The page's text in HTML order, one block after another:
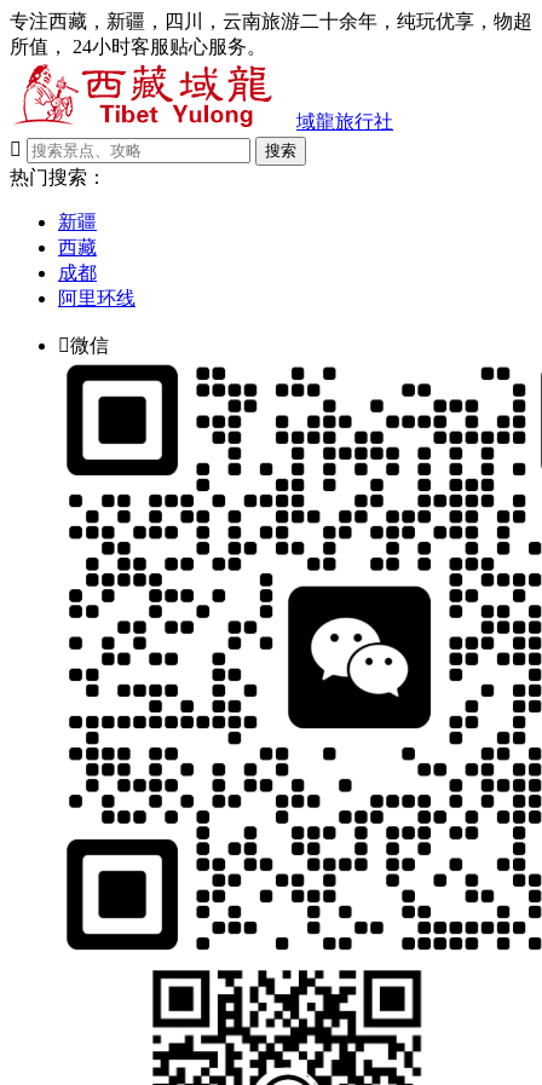
专注西藏，新疆，四川，云南旅游二十余年，纯玩优享，物超
所值， 24小时客服贴心服务。
域龍旅行社

搜索
热门搜索：
新疆
西藏
成都
阿里环线
微信